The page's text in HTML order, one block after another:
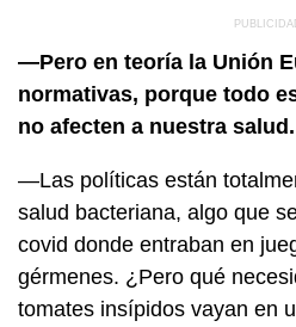
—Pero en teoría la Unión
normativas, porque todo
no afecten a nuestra salud.
—Las políticas están
salud bacteriana, algo que
covid donde entraban en
gérmenes. ¿Pero qué
tomates insípidos vayan en